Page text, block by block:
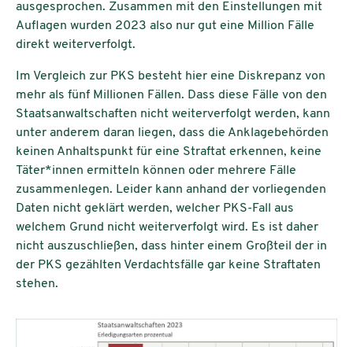
ausgesprochen. Zusammen mit den Einstellungen mit
Auflagen wurden 2023 also nur gut eine Million Fälle
direkt weiterverfolgt.
Im Vergleich zur PKS besteht hier eine Diskrepanz von
mehr als fünf Millionen Fällen. Dass diese Fälle von den
Staatsanwaltschaften nicht weiterverfolgt werden, kann
unter anderem daran liegen, dass die Anklagebehörden
keinen Anhaltspunkt für eine Straftat erkennen, keine
Täter*innen ermitteln können oder mehrere Fälle
zusammenlegen. Leider kann anhand der vorliegenden
Daten nicht geklärt werden, welcher PKS-Fall aus
welchem Grund nicht weiterverfolgt wird. Es ist daher
nicht auszuschließen, dass hinter einem Großteil der in
der PKS gezählten Verdachtsfälle gar keine Straftaten
stehen.